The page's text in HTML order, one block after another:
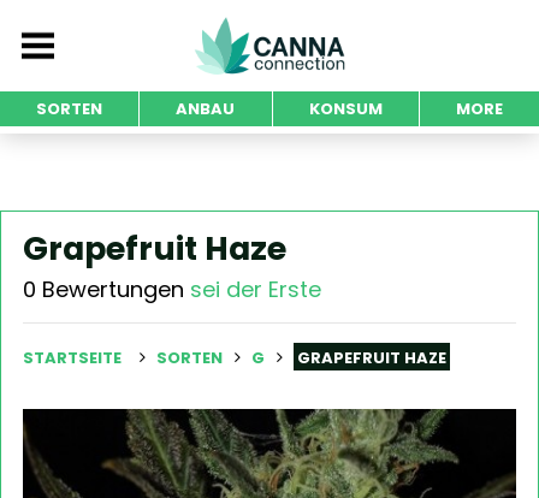
SORTEN ANBAU KONSUM MORE
Grapefruit Haze
0 Bewertungen sei der Erste
STARTSEITE SORTEN G GRAPEFRUIT HAZE